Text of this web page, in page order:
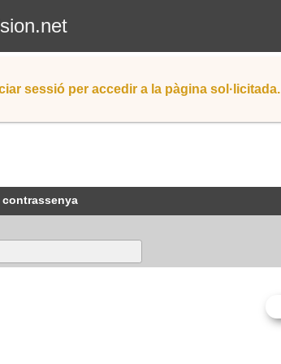
sessió per accedir a la pàgina sol·licitada.